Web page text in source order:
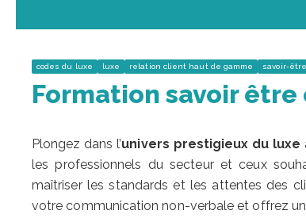
codes du luxe luxe relation client haut de gamme savoir-être
Formation savoir
Plongez dans l’univers prestigieux du luxe
les professionnels du secteur et ceux
maîtriser les standards et les attentes des
votre communication non-verbale et offrez